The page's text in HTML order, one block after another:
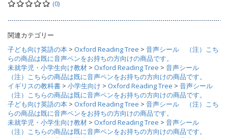
(0)
関連カテゴリー
子ども向け英語の本 > Oxford Reading Tree > 音声シール （注）こち
らの商品は既に音声ペンをお持ちの方向けの商品です。
未就学児・小学生向け教材 > Oxford Reading Tree > 音声シール
（注）こちらの商品は既に音声ペンをお持ちの方向けの商品です。
イギリスの教科書 > 小学生向け > Oxford Reading Tree > 音声シール
（注）こちらの商品は既に音声ペンをお持ちの方向けの商品です。
子ども向け英語の本 > Oxford Reading Tree > 音声シール （注）こち
らの商品は既に音声ペンをお持ちの方向けの商品です。
未就学児・小学生向け教材 > Oxford Reading Tree > 音声シール
（注）こちらの商品は既に音声ペンをお持ちの方向けの商品です。